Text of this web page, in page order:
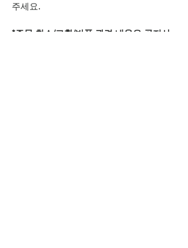
주세요.
*주문 취소/교환/반품 관련 내용은 공지사